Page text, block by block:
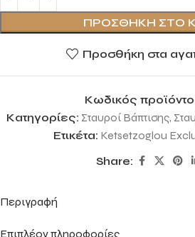
ΠΡΟΣΘΉΚΗ ΣΤΟ
Προσθήκη στα
Κωδικός
Κατηγορίες: Σταυροί Βάπτισης,
Ετικέτα: Ketsetzoglou
Share:
Περιγραφή
Επιπλέον πληροφορίες